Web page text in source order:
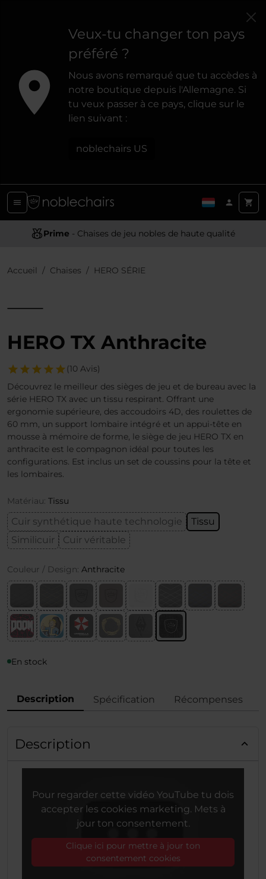
Veux-tu changer ton pays
préféré ?
Nous avons remarqué que tu accèdes à
notre boutique depuis l'Allemagne. Si
tu veux passer à ce pays, clique sur le
lien suivant :
noblechairs US
Prime - Chaises de jeu nobles de haute qualité
Conception Ergonomique- Offrir un soutien et un confort optimaux
Accueil Chaises HERO SÉRIE
HERO TX Anthracite
(10 Avis)
Découvrez le meilleur des sièges de jeu et de bureau avec la
série HERO TX avec un tissu respirant. Offrant une
ergonomie supérieure, des accoudoirs 4D, des roulettes de
60 mm, un support lombaire intégré et un appui-tête en
mousse à mémoire de forme, le siège de jeu HERO TX en
anthracite est le compagnon idéal pour toutes les
configurations. Est inclus un set de coussins pour la tête et
les lombaires.
Matériau: Tissu
Cuir synthétique haute technologie
Tissu
Similicuir
Cuir véritable
Couleur / Design: Anthracite
En stock
Description Spécification Récompenses
Description
Pour regarder cette vidéo YouTube tu dois
accepter les cookies marketing. Mets à
jour ton consentement.
Clique ici pour mettre à jour ton
consentement cookies